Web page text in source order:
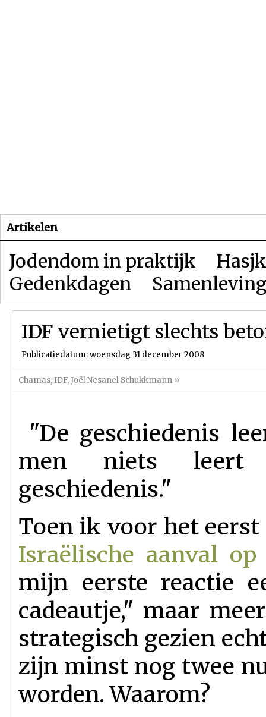
Artikelen
Jodendom in praktijk
Gedenkdagen
IDF vernietigt slechts
Publicatiedatum: woensdag 31 december 2008
Chamas, IDF, Joël Nesanel Schukkmann »
"De geschiedenis
men niets
geschiedenis."
Toen ik voor het
Israëlische aanval
mijn eerste reactie
cadeautje," maar
strategisch gezien
zijn minst nog twee
worden. Waarom?